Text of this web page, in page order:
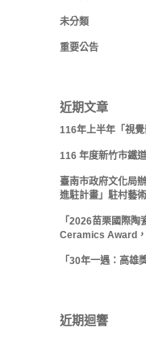
未分類
重要公告
近期文章
116年上半年「視
116 年度新竹市鐵
臺南市政府文化局
進駐計畫」駐村藝
「2026苗栗國際
Ceramics Award
「30年一遇：高雄
近期迴響